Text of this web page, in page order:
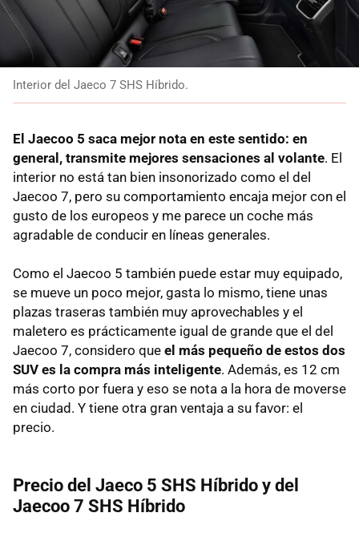
Interior del Jaeco 7 SHS Híbrido.
El Jaecoo 5 saca mejor nota en este sentido: en
general, transmite mejores sensaciones al volante. El
interior no está tan bien insonorizado como el del
Jaecoo 7, pero su comportamiento encaja mejor con el
gusto de los europeos y me parece un coche más
agradable de conducir en líneas generales.
Como el Jaecoo 5 también puede estar muy equipado,
se mueve un poco mejor, gasta lo mismo, tiene unas
plazas traseras también muy aprovechables y el
maletero es prácticamente igual de grande que el del
Jaecoo 7, considero que el más pequeño de estos dos
SUV es la compra más inteligente. Además, es 12 cm
más corto por fuera y eso se nota a la hora de moverse
en ciudad. Y tiene otra gran ventaja a su favor: el
precio.
Precio del Jaeco 5 SHS Híbrido y del
Jaecoo 7 SHS Híbrido